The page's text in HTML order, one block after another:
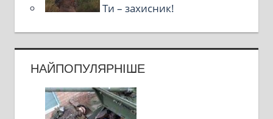
Ти – захисник!
НАЙПОПУЛЯРНІШЕ